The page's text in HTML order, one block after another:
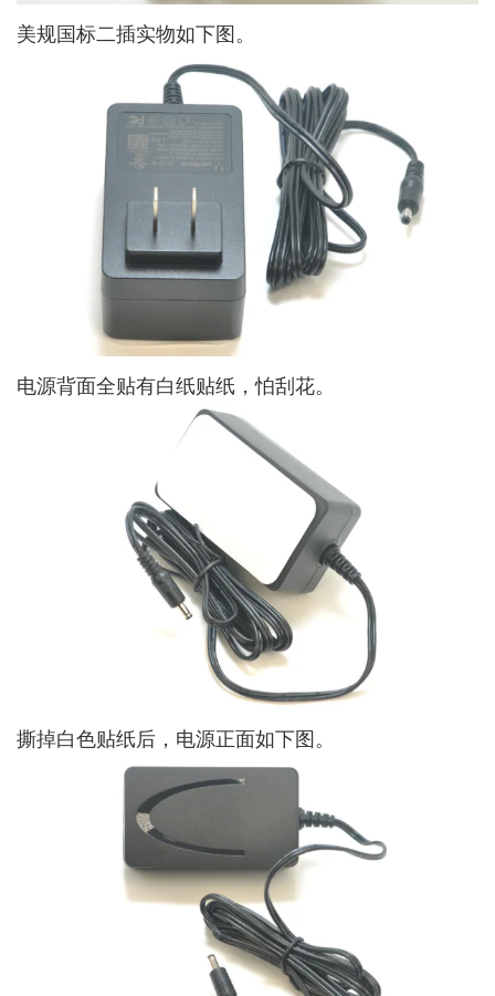
美规国标二插实物如下图。
电源背面全贴有白纸贴纸，怕刮花。
撕掉白色贴纸后，电源正面如下图。